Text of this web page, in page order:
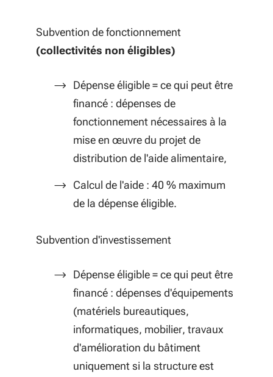
Subvention de fonctionnement
(collectivités non éligibles)
Dépense éligible = ce qui peut être
financé : dépenses de
fonctionnement nécessaires à la
mise en œuvre du projet de
distribution de l'aide alimentaire,
Calcul de l'aide : 40 % maximum
de la dépense éligible.
Subvention d'investissement
Dépense éligible = ce qui peut être
financé : dépenses d'équipements
(matériels bureautiques,
informatiques, mobilier, travaux
d'amélioration du bâtiment
uniquement si la structure est